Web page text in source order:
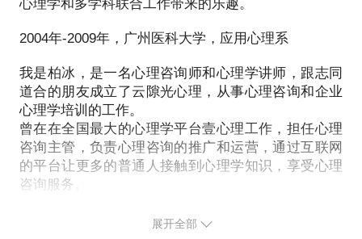
2.一位专家每天大概线上接待量有多少？
3.专家是自有还是外聘的形式？
心理学和多学科联合工作带来的乐趣。
2004年-2009年，广州医科大学，应用心理系
我是柏冰，是一名心理咨询师和心理学讲师，跟志同
道合的朋友成立了云隙光心理，从事心理咨询和企业
心理学培训的工作。
曾在在全国最大的心理学平台壹心理工作，担任心理
咨询主管，负责心理咨询的推广和运营，通过互联网
的平台让更多的普通人接触到心理学知识，享受心理
咨询服务。
部，致力于把精神心理联合诊疗的优质服务通过互联
展开全部